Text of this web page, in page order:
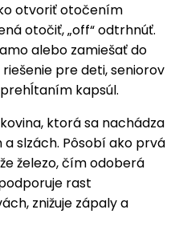
otvoriť otočením
otočiť, „off“ odtrhnúť.
alebo zamiešať do
pre deti, seniorov
kapsúl.
ktorá sa nachádza
slzách. Pôsobí ako prvá
železo, čím odoberá
rast
znižuje zápaly a